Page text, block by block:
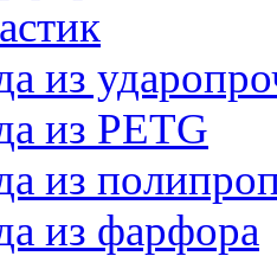
из
из PETG
из
из фарфора